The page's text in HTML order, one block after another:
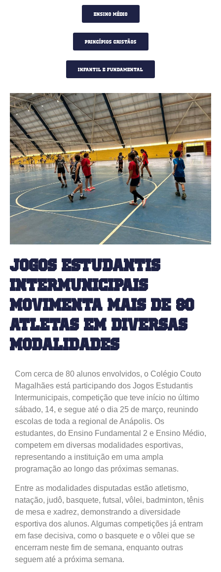
Ensino Médio
Princípios Cristãos
Infantil e fundamental
Jogos Estudantis
Intermunicipais
movimenta mais de 80
atletas em diversas
modalidades
Com cerca de 80 alunos envolvidos, o Colégio Couto
Magalhães está participando dos Jogos Estudantis
Intermunicipais, competição que teve início no último
sábado, 14, e segue até o dia 25 de março, reunindo
escolas de toda a regional de Anápolis. Os
estudantes, do Ensino Fundamental 2 e Ensino Médio,
competem em diversas modalidades esportivas,
representando a instituição em uma ampla
programação ao longo das próximas semanas.
Entre as modalidades disputadas estão atletismo,
natação, judô, basquete, futsal, vôlei, badminton, tênis
de mesa e xadrez, demonstrando a diversidade
esportiva dos alunos. Algumas competições já entram
em fase decisiva, como o basquete e o vôlei que se
encerram neste fim de semana, enquanto outras
seguem até a próxima semana.